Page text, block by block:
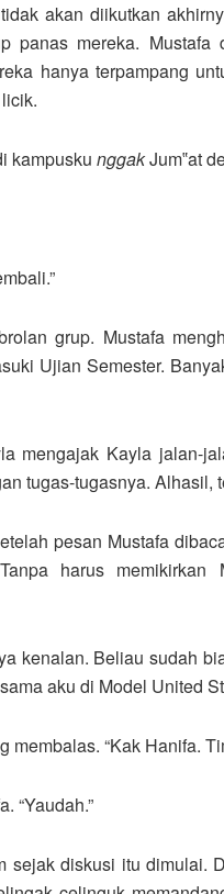
akan diikutkan
panas mereka.
hanya terpampang
kampusku nggakJum‟at
grup. Mustafa
Ujian Semester.
mengajak Kayla jalan-
tugas-tugasnya.
pesan Mustafa
harus
kenalan. Beliau sudah
aku di Model United
membalas. “Kak Hanifa.
“Yaudah.”
sejak diskusi itu dimulai.